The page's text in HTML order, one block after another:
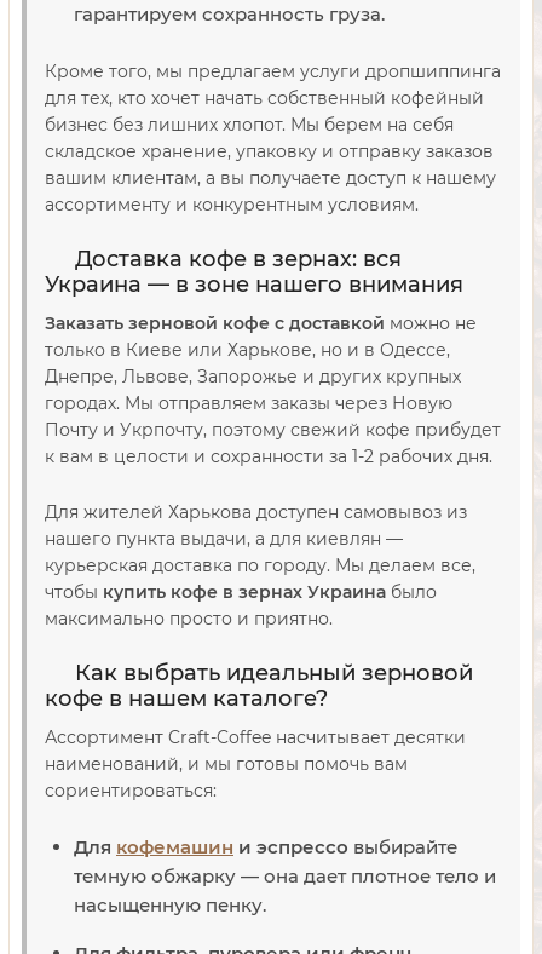
гарантируем сохранность груза.
Кроме того, мы предлагаем услуги дропшиппинга
для тех, кто хочет начать собственный кофейный
бизнес без лишних хлопот. Мы берем на себя
складское хранение, упаковку и отправку заказов
вашим клиентам, а вы получаете доступ к нашему
ассортименту и конкурентным условиям.
Доставка кофе в зернах: вся
Украина — в зоне нашего внимания
Заказать зерновой кофе с доставкой можно не
только в Киеве или Харькове, но и в Одессе,
Днепре, Львове, Запорожье и других крупных
городах. Мы отправляем заказы через Новую
Почту и Укрпочту, поэтому свежий кофе прибудет
к вам в целости и сохранности за 1-2 рабочих дня.
Для жителей Харькова доступен самовывоз из
нашего пункта выдачи, а для киевлян —
курьерская доставка по городу. Мы делаем все,
чтобы купить кофе в зернах Украина было
максимально просто и приятно.
Как выбрать идеальный зерновой
кофе в нашем каталоге?
Ассортимент Craft-Coffee насчитывает десятки
наименований, и мы готовы помочь вам
сориентироваться:
Для кофемашин и эспрессо выбирайте
темную обжарку — она дает плотное тело и
насыщенную пенку.